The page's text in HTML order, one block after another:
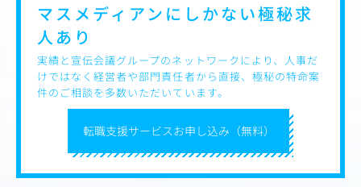
メのトレンドに関われる
・画像生成技術、モーションキャプチャーといった今後急
成長する分野での実務経験が積める
・自身が関わった企画、演出でファンが熱狂している様子
を肌で感じる達成感
・少数精鋭のチームのため、自分の手で事業を作り上げて
いるという実感
アニメーションやイベントなど制作進行の実務経験がある
方や、画像生成技術、モーションキャプチャー、リアル×
バーチャルといった、新しいエンタメやテクノロジーに興
味がある方にオススメのポジションです。
転職支援サービスお申し込み（無料）
マスメディアンにしかない極秘求
人あり
実績と宣伝会議グループのネットワークにより、人事だ
けではなく経営者や部門責任者から直接、極秘の特命案
件のご相談を多数いただいています。